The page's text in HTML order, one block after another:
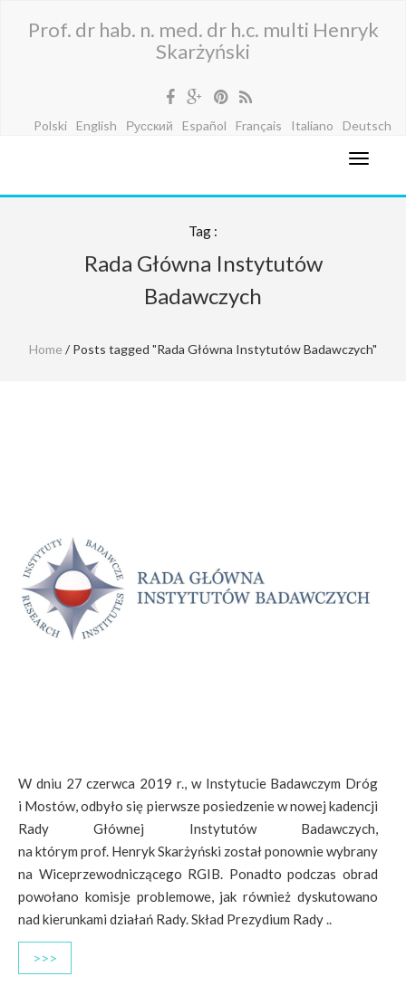
Prof. dr hab. n. med. dr h.c. multi Henryk
Skarżyński
Polski English Русский Español Français Italiano Deutsch
Tag :
Rada Główna Instytutów
Badawczych
Home / Posts tagged "Rada Główna Instytutów Badawczych"
W dniu 27 czerwca 2019 r., w Instytucie Badawczym Dróg
i Mostów, odbyło się pierwsze posiedzenie w nowej kadencji
Rady Głównej Instytutów Badawczych,
na którym prof. Henryk Skarżyński został ponownie wybrany
na Wiceprzewodniczącego RGIB. Ponadto podczas obrad
powołano komisje problemowe, jak również dyskutowano
nad kierunkami działań Rady. Skład Prezydium Rady ..
>>>